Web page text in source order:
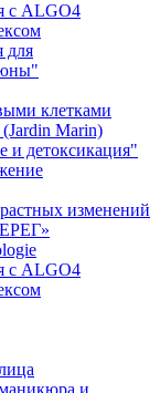
с ALGO4
для
клетками
Marin)
и детоксикация"
изменений
с ALGO4
и